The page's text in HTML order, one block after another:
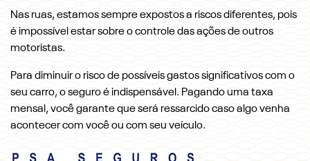
Nas ruas, estamos sempre expostos a riscos diferentes, pois
é impossível estar sobre o controle das ações de outros
motoristas.
Para diminuir o risco de possíveis gastos significativos com o
seu carro, o seguro é indispensável. Pagando uma taxa
mensal, você garante que será ressarcido caso algo venha
acontecer com você ou com seu veículo.